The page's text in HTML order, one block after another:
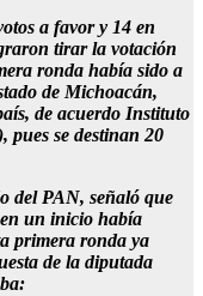
a favor y 14 en
tirar la votación
ronda había sido a
de Michoacán,
de acuerdo Instituto
se destinan 20
del PAN, señaló que
un inicio había
primera ronda ya
de la diputada